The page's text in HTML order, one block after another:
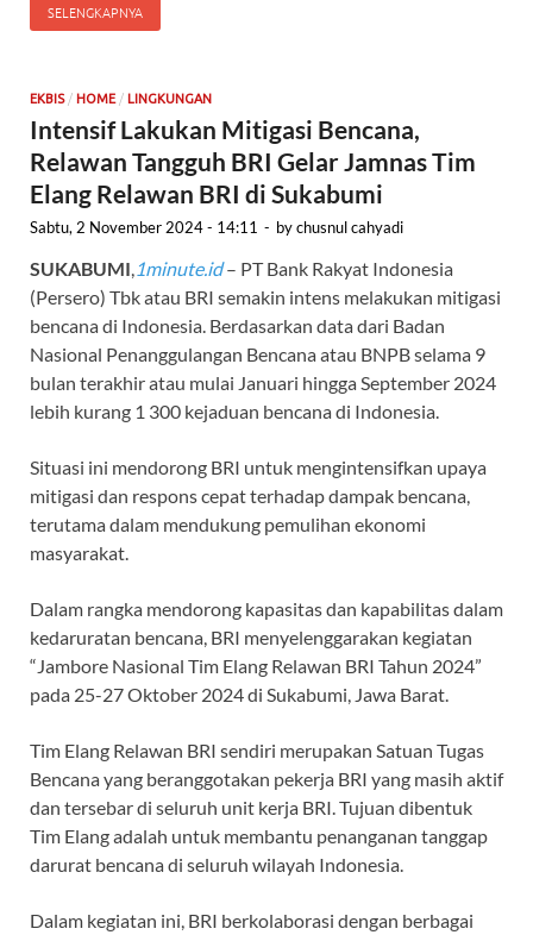
SELENGKAPNYA
EKBIS/ HOME / LINGKUNGAN
Intensif Lakukan Mitigasi Bencana,
Relawan Tangguh BRI Gelar Jamnas Tim
Elang Relawan BRI di Sukabumi
Sabtu, 2 November 2024 - 14:11 - bychusnul cahyadi
SUKABUMI 1minute.id– PT Bank Rakyat Indonesia
(Persero) Tbk atau BRI semakin intens melakukan mitigasi
bencana di Indonesia. Berdasarkan data dari Badan
Nasional Penanggulangan Bencana atau BNPB selama 9
bulan terakhir atau mulai Januari hingga September 2024
lebih kurang 1 300 kejaduan bencana di Indonesia.
Situasi ini mendorong BRI untuk mengintensifkan upaya
mitigasi dan respons cepat terhadap dampak bencana,
terutama dalam mendukung pemulihan ekonomi
masyarakat.
Dalam rangka mendorong kapasitas dan kapabilitas dalam
kedaruratan bencana, BRI menyelenggarakan kegiatan
“Jambore Nasional Tim Elang Relawan BRI Tahun 2024”
pada 25-27 Oktober 2024 di Sukabumi, Jawa Barat.
Tim Elang Relawan BRI sendiri merupakan Satuan Tugas
Bencana yang beranggotakan pekerja BRI yang masih aktif
dan tersebar di seluruh unit kerja BRI. Tujuan dibentuk
Tim Elang adalah untuk membantu penanganan tanggap
darurat bencana di seluruh wilayah Indonesia.
Dalam kegiatan ini, BRI berkolaborasi dengan berbagai